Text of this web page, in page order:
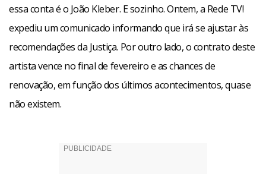
essa conta é o João Kleber. E sozinho. Ontem, a Rede TV!
expediu um comunicado informando que irá se ajustar às
recomendações da Justiça. Por outro lado, o contrato deste
artista vence no final de fevereiro e as chances de
renovação, em função dos últimos acontecimentos, quase
não existem.